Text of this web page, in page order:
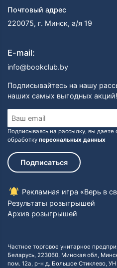
Почтовый адрес
220075, г. Минск, а/я 19
E-mail:
info@bookclub.by
Подписывайтесь на нашу
наших самых выгодных акций!
Подписываясь на рассылку, вы даете
обработку персональных данных
Подписаться
Рекламная игра «Верь в
Результаты розыгрышей
Архив розыгрышей
Частное торговое унитарное
Беларусь, 223060, Минская обл,
пом. 12а, р-н д. Большое Стиклево,